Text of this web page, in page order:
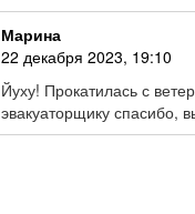
Марина
22 декабря 2023, 19:10
Йуху! Прокатилась с
эвакуаторщику спасибо,